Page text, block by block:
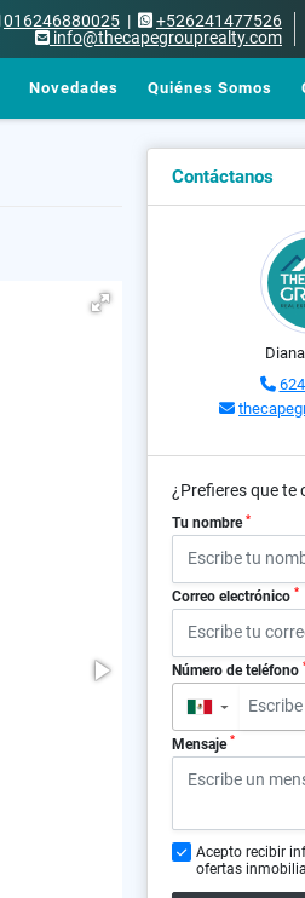
016246880025 |
+526241477526
info@thecapegrouprealty.com
Novedades Quiénes Somos
Contáctanos
¿Prefieres que te
Tu nombre *
Correo electrónico *
Número de teléfono
▼
Mensaje *
Acepto recibir
ofertas